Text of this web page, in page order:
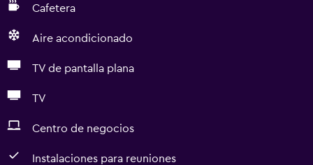
Cafetera
Aire acondicionado
TV de pantalla plana
TV
Centro de negocios
Instalaciones para reuniones